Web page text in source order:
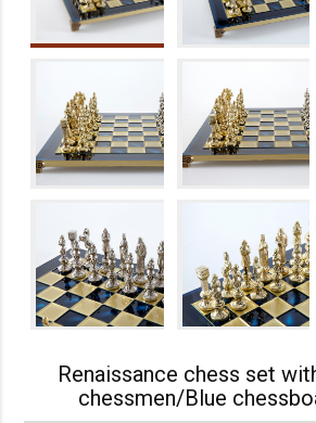
Renaissance chess set
chessmen/Blue